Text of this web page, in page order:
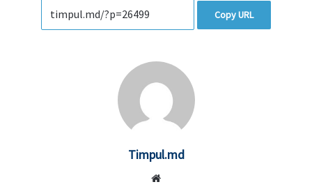
Copy URL
Timpul.md